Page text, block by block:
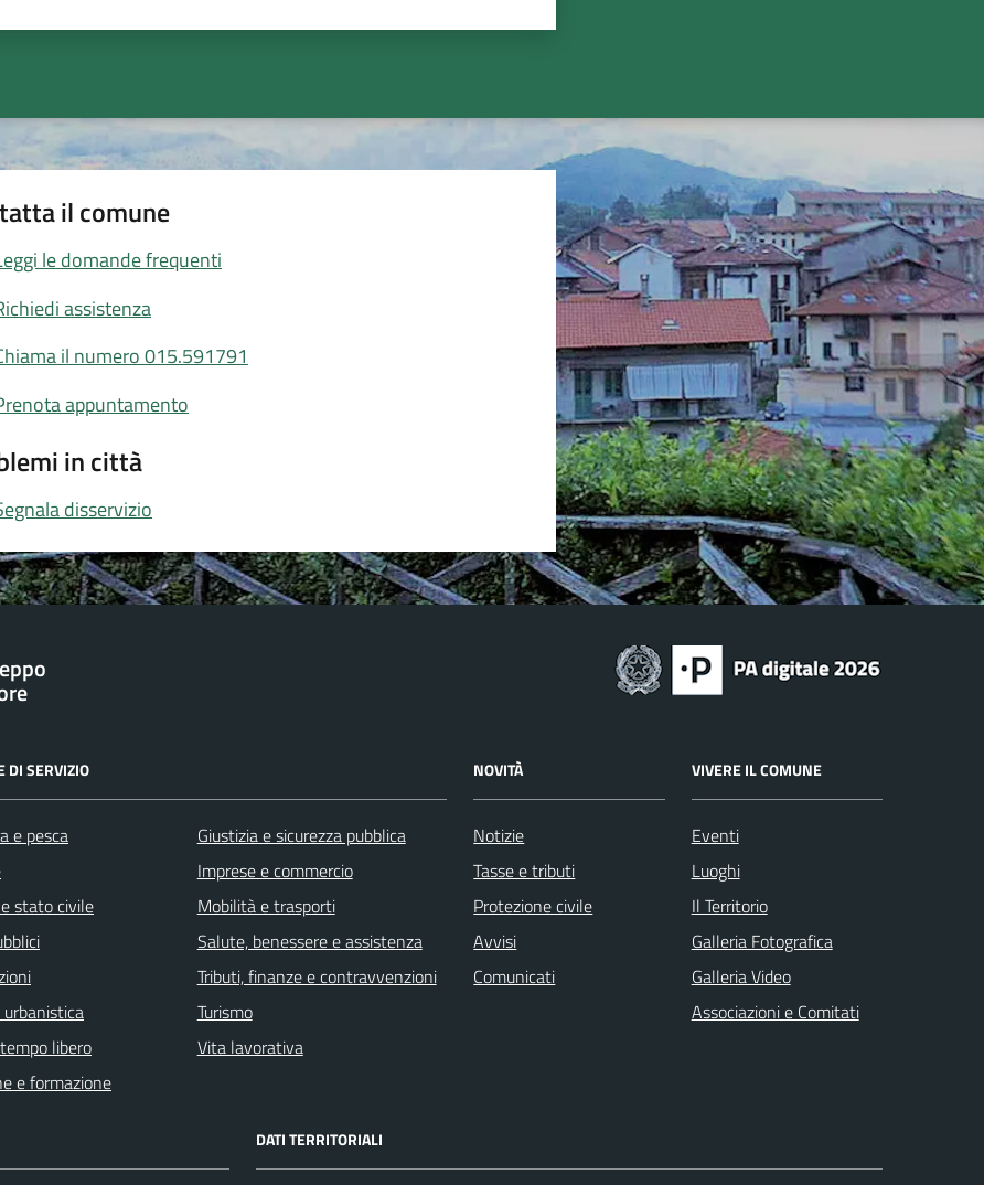
il comune
le domande frequenti
assistenza
il numero 015.591791
appuntamento
in città
disservizio
DI SERVIZIO
e pesca
stato civile
libero
e formazione
Giustizia e sicurezza pubblica
Imprese e commercio
Mobilità e trasporti
Salute, benessere e assistenza
Tributi, finanze e contravvenzioni
Turismo
Vita lavorativa
NOVITÀ
Notizie
Tasse e tributi
Protezione civile
Avvisi
Comunicati
VIVERE IL COMUNE
Eventi
Luoghi
Il Territorio
Galleria Fotografica
Galleria Video
Associazioni e Comitati
DATI TERRITORIALI